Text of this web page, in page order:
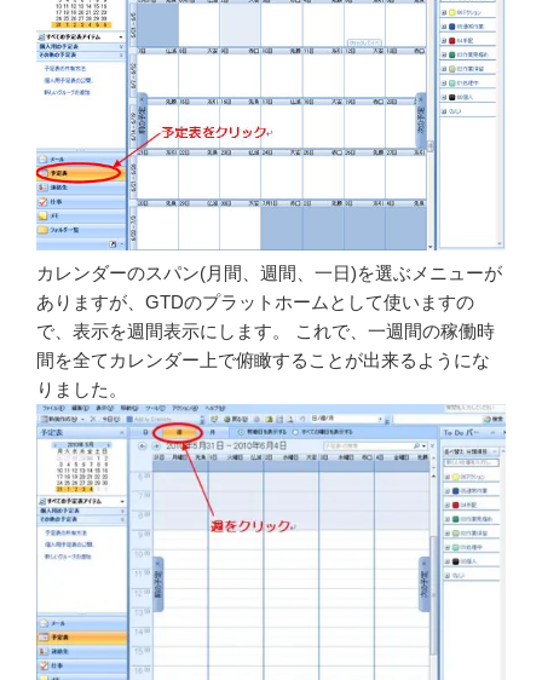
カレンダーのスパン(月間、週間、一日)を選ぶメニューが
ありますが、GTDのプラットホームとして使いますの
で、表示を週間表示にします。 これで、一週間の稼働時
間を全てカレンダー上で俯瞰することが出来るようにな
りました。